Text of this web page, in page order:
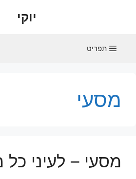
יוקי
תפריט
מסעי
מסעי – לעיני כל